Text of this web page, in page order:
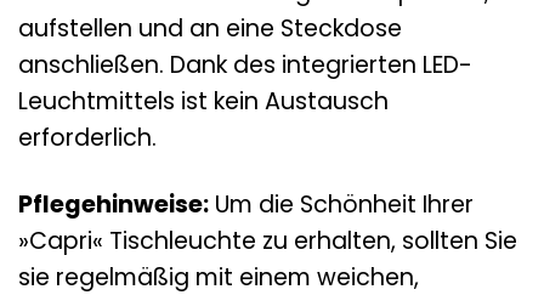
aufstellen und an eine Steckdose
anschließen. Dank des integrierten LED-
Leuchtmittels ist kein Austausch
erforderlich.
Pflegehinweise: Um die Schönheit Ihrer
»Capri« Tischleuchte zu erhalten, sollten Sie
sie regelmäßig mit einem weichen,